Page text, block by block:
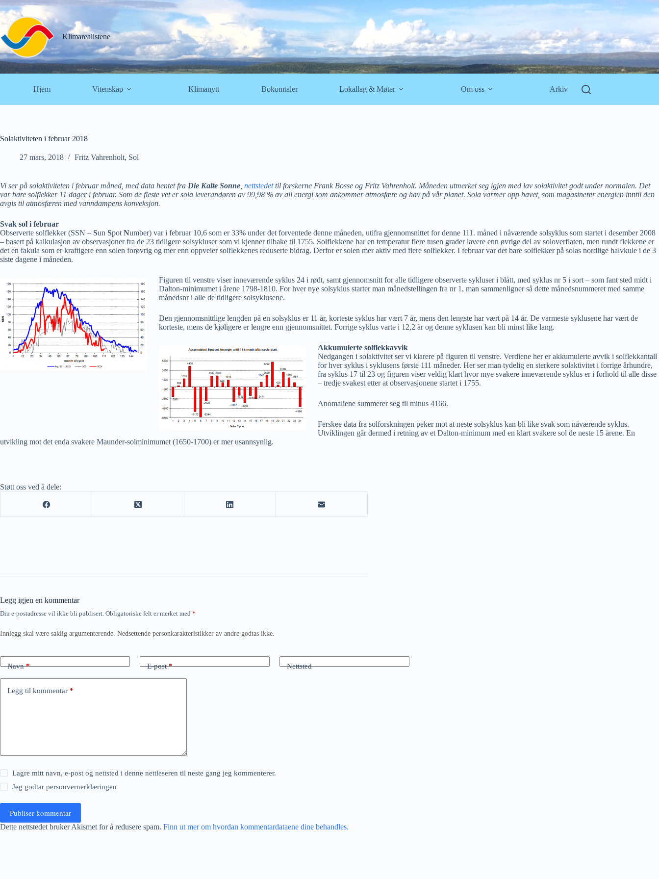
Hopp
til
innholdet
Klimarealistene
Hjem Vitenskap Klimanytt Bokomtaler Lokallag & Møter Om oss Arkiv
Solaktiviteten i februar 2018
27 mars, 2018 Fritz Vahrenholt, Sol
Vi ser på solaktiviteten i februar måned, med data hentet fra Die Kalte Sonne nettstedettil forskerne Frank Bosse og Fritz Vahrenholt. Måneden utmerket seg igjen med lav solaktivitet godt under normalen. Det
var bare solflekker 11 dager i februar. Som de fleste vet er sola leverandøren av 99,98 % av all energi som ankommer atmosfære og hav på vår planet. Sola varmer opp havet, som magasinerer energien inntil den
avgis til atmosfæren med vanndampens konveksjon.
Svak sol i februar
Observerte solflekker (SSN – Sun Spot Number) var i februar 10,6 som er 33% under det forventede denne måneden, utifra gjennomsnittet for denne 111. måned i nåværende solsyklus som startet i desember 2008
– basert på kalkulasjon av observasjoner fra de 23 tidligere solsykluser som vi kjenner tilbake til 1755. Solflekkene har en temperatur flere tusen grader lavere enn øvrige del av soloverflaten, men rundt flekkene er
det en fakula som er kraftigere enn solen forøvrig og mer enn oppveier solflekkenes reduserte bidrag. Derfor er solen mer aktiv med flere solflekker. I februar var det bare solflekker på solas nordlige halvkule i de 3
siste dagene i måneden.
Figuren til venstre viser inneværende syklus 24 i rødt, samt gjennomsnitt for alle tidligere observerte sykluser i blått, med syklus nr 5 i sort – som fant sted midt i
Dalton-minimumet i årene 1798-1810. For hver nye solsyklus starter man månedstellingen fra nr 1, man sammenligner så dette månedsnummeret med samme
månedsnr i alle de tidligere solsyklusene.
Den gjennomsnittlige lengden på en solsyklus er 11 år, korteste syklus har vært 7 år, mens den lengste har vært på 14 år. De varmeste syklusene har vært de
korteste, mens de kjøligere er lengre enn gjennomsnittet. Forrige syklus varte i 12,2 år og denne syklusen kan bli minst like lang.
Akkumulerte solflekkavvik
Nedgangen i solaktivitet ser vi klarere på figuren til venstre. Verdiene her er akkumulerte avvik i solflekkantall
for hver syklus i syklusens første 111 måneder. Her ser man tydelig en sterkere solaktivitet i forrige århundre,
fra syklus 17 til 23 og figuren viser veldig klart hvor mye svakere inneværende syklus er i forhold til alle disse
– tredje svakest etter at observasjonene startet i 1755.
Anomaliene summerer seg til minus 4166.
Ferskee data fra solforskningen peker mot at neste solsyklus kan bli like svak som nåværende syklus.
Utviklingen går dermed i retning av et Dalton-minimum med en klart svakere sol de neste 15 årene. En
utvikling mot det enda svakere Maunder-solminimumet (1650-1700) er mer usannsynlig.
Støtt oss ved å dele:
Legg igjen en kommentar
Din e-postadresse vil ikke bli publisert. Obligatoriske felt er merket med *
Innlegg skal være saklig argumenterende. Nedsettende personkarakteristikker av andre godtas ikke.
Navn* E-post* Nettsted
Legg til kommentar *
Lagre mitt navn, e-post og nettsted i denne nettleseren til neste gang jeg kommenterer.
Jeg godtarpersonvernerklæringen
Publiser kommentar
Dette nettstedet bruker Akismet for å redusere spam. Finn ut mer om hvordan kommentardataene dine behandles.